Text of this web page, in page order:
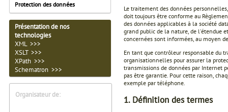
Protection des données
Présentation de nos
technologies
XML >>>
XSLT >>>
XPath >>>
Schematron >>>
Organisateur de:
Le traitement des données
doit toujours être conforme au
des données applicables à la société
grand public de la nature, de l'étendue
concernées sont informées, au moyen
En tant que contrôleur responsable du
organisationnelles pour assurer la
transmissions de données par Internet
pas être garantie. Pour cette raison,
exemple par téléphone.
1. Définition des termes